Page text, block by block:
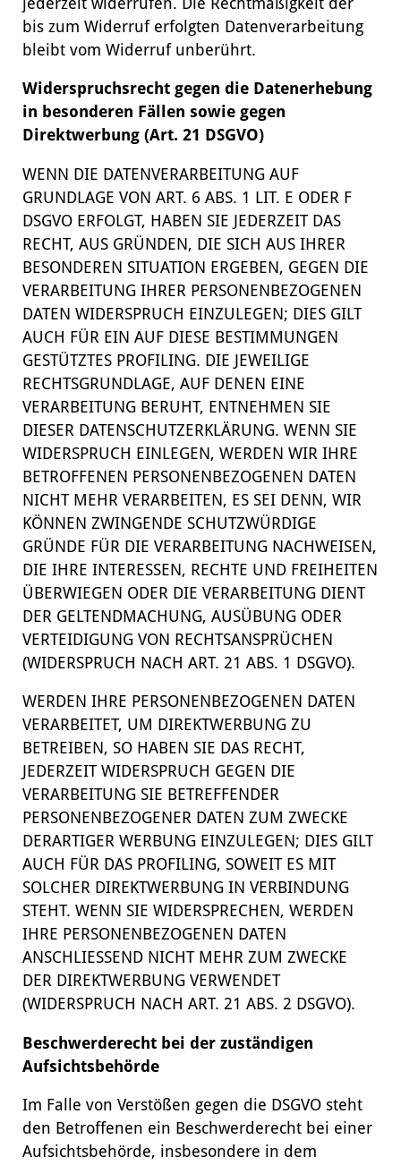
bis zum Widerruf erfolgten Datenverarbeitung
bleibt vom Widerruf unberührt.
Widerspruchsrecht gegen die Datenerhebung
in besonderen Fällen sowie gegen
Direktwerbung (Art. 21 DSGVO)
WENN DIE DATENVERARBEITUNG AUF
GRUNDLAGE VON ART. 6 ABS. 1 LIT. E ODER F
DSGVO ERFOLGT, HABEN SIE JEDERZEIT DAS
RECHT, AUS GRÜNDEN, DIE SICH AUS IHRER
BESONDEREN SITUATION ERGEBEN, GEGEN DIE
VERARBEITUNG IHRER PERSONENBEZOGENEN
DATEN WIDERSPRUCH EINZULEGEN; DIES GILT
AUCH FÜR EIN AUF DIESE BESTIMMUNGEN
GESTÜTZTES PROFILING. DIE JEWEILIGE
RECHTSGRUNDLAGE, AUF DENEN EINE
VERARBEITUNG BERUHT, ENTNEHMEN SIE
DIESER DATENSCHUTZERKLÄRUNG. WENN SIE
WIDERSPRUCH EINLEGEN, WERDEN WIR IHRE
BETROFFENEN PERSONENBEZOGENEN DATEN
NICHT MEHR VERARBEITEN, ES SEI DENN, WIR
KÖNNEN ZWINGENDE SCHUTZWÜRDIGE
GRÜNDE FÜR DIE VERARBEITUNG NACHWEISEN,
DIE IHRE INTERESSEN, RECHTE UND FREIHEITEN
ÜBERWIEGEN ODER DIE VERARBEITUNG DIENT
DER GELTENDMACHUNG, AUSÜBUNG ODER
VERTEIDIGUNG VON RECHTSANSPRÜCHEN
(WIDERSPRUCH NACH ART. 21 ABS. 1 DSGVO).
WERDEN IHRE PERSONENBEZOGENEN DATEN
VERARBEITET, UM DIREKTWERBUNG ZU
BETREIBEN, SO HABEN SIE DAS RECHT,
JEDERZEIT WIDERSPRUCH GEGEN DIE
VERARBEITUNG SIE BETREFFENDER
PERSONENBEZOGENER DATEN ZUM ZWECKE
DERARTIGER WERBUNG EINZULEGEN; DIES GILT
AUCH FÜR DAS PROFILING, SOWEIT ES MIT
SOLCHER DIREKTWERBUNG IN VERBINDUNG
STEHT. WENN SIE WIDERSPRECHEN, WERDEN
IHRE PERSONENBEZOGENEN DATEN
ANSCHLIESSEND NICHT MEHR ZUM ZWECKE
DER DIREKTWERBUNG VERWENDET
(WIDERSPRUCH NACH ART. 21 ABS. 2 DSGVO).
Beschwerderecht bei der zuständigen
Aufsichtsbehörde
Im Falle von Verstößen gegen die DSGVO steht
den Betroffenen ein Beschwerderecht bei einer
Aufsichtsbehörde, insbesondere in dem